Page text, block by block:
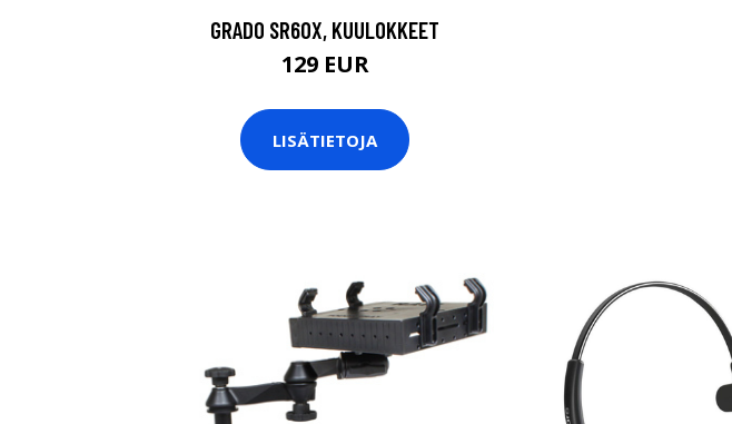
GRADO SR60X, KUULOKKEET
129 EUR
LISÄTIETOJA